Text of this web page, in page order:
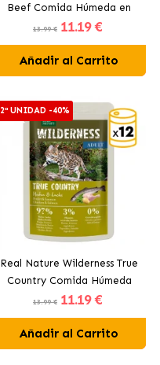
Beef Comida Húmeda en
Salsa Para Gatos Adultos con
13.99 € 11.19 €
Añadir al Carrito
2ª UNIDAD -40%
Real Nature Wilderness True
Country Comida Húmeda
Para Gatos Adultos con
13.99 € 11.19 €
Añadir al Carrito